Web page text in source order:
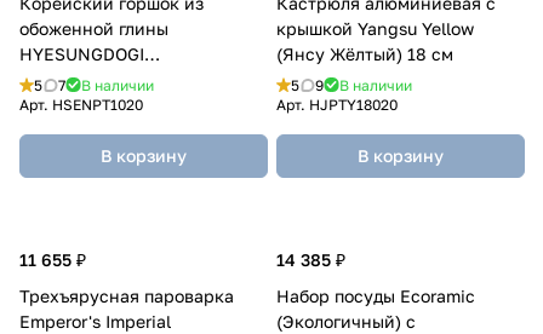
обоженной глины
HYESUNGDOGI
(ХЕСУНГДОГИ) 460 мл
5 7
В наличии
Арт. HSENPT1020
В корзину
крышкой Yangsu Yellow
(Янсу Жёлтый) 18 см
5 9
В наличии
Арт. HJPTY18020
В корзину
11 655 ₽
Трехъярусная пароварка
Emperor's Imperial
14 385 ₽
Набор посуды Ecoramic
(Экологичный) с